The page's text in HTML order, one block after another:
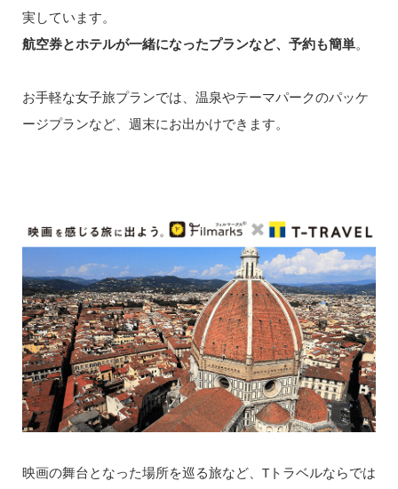
実しています。
航空券とホテルが一緒になったプランなど、予約も簡単。
お手軽な女子旅プランでは、温泉やテーマパークのパッケ
ージプランなど、週末にお出かけできます。
映画の舞台となった場所を巡る旅など、Tトラベルならでは